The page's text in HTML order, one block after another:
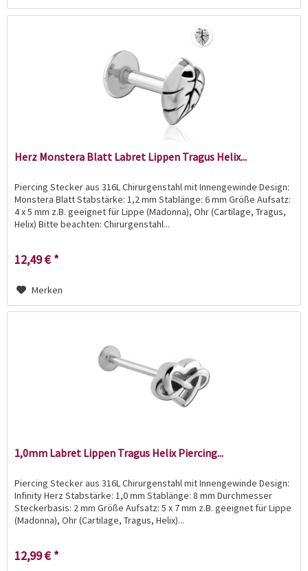
Herz Monstera Blatt Labret Lippen Tragus Helix...
Piercing Stecker aus 316L Chirurgenstahl mit Innengewinde Design:
Monstera Blatt Stabstärke: 1,2 mm Stablänge: 6 mm Größe Aufsatz:
4 x 5 mm z.B. geeignet für Lippe (Madonna), Ohr (Cartilage, Tragus,
Helix) Bitte beachten: Chirurgenstahl...
12,49 € *
Merken
1,0mm Labret Lippen Tragus Helix Piercing...
Piercing Stecker aus 316L Chirurgenstahl mit Innengewinde Design:
Infinity Herz Stabstärke: 1,0 mm Stablänge: 8 mm Durchmesser
Steckerbasis: 2 mm Größe Aufsatz: 5 x 7 mm z.B. geeignet für Lippe
(Madonna), Ohr (Cartilage, Tragus, Helix)...
12,99 € *